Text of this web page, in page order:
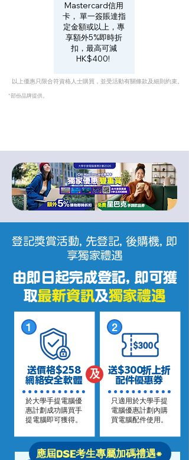
Mastercard信用
卡， 單一簽賬達指
定金額或以上，專
享額外5%即時折
扣，最高可減
HK$400!
以上優惠只限合符資格人士購買，並受活動有關條款及細則約束。
*部份品牌提供。
登記獎賞活動, 先登記, 後購機, 即
享獨家禮遇
由即日起完成登記, 即可獲
取最新資訊及獨家禮遇
1
送價格$258
網絡安全軟體
於大學手提電腦優
惠計劃成功購買手
提電腦即可獲得。
2
送$300折上折
配件優惠券
只適用於大學手提
電腦優惠計劃內購
買電腦配件使用。
及
應屆DSE考生專屬加碼禮遇*